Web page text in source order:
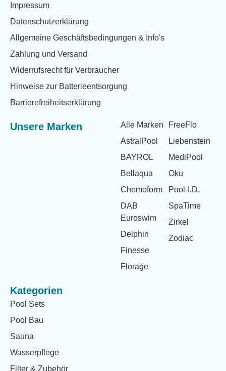
Impressum
Datenschutzerklärung
Allgemeine Geschäftsbedingungen & Info's
Zahlung und Versand
Widerrufsrecht für Verbraucher
Hinweise zur Batterieentsorgung
Barrierefreiheitserklärung
Unsere Marken
Alle Marken
AstralPool
BAYROL
Bellaqua
Chemoform
DAB
Euroswim
Delphin
Finesse
Florage
FreeFlo
Liebenstein
MediPool
Oku
Pool-I.D.
SpaTime
Zirkel
Zodiac
Kategorien
Pool Sets
Pool Bau
Sauna
Wasserpflege
Filter & Zubehör